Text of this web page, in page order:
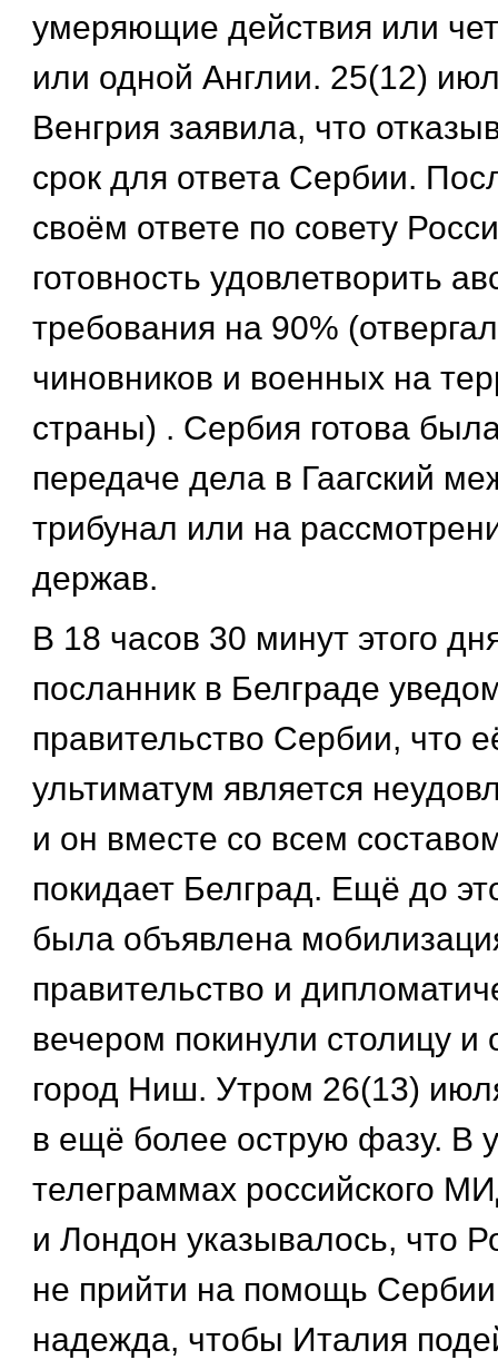
умеряющие действия или
или одной Англии. 25(12)
Венгрия заявила, что
срок для ответа Сербии.
своём ответе по совету
готовность удовлетворить
требования на 90%
чиновников и военных на
страны) . Сербия готова
передаче дела в Гаагский
трибунал или на
держав.
В 18 часов 30 минут этого
посланник в Белграде
правительство Сербии, что
ультиматум является
и он вместе со всем
покидает Белград. Ещё до
была объявлена
правительство и
вечером покинули столицу и
город Ниш. Утром 26(13)
в ещё более острую фазу. В
телеграммах российского
и Лондон указывалось, что
не прийти на помощь
надежда, чтобы Италия